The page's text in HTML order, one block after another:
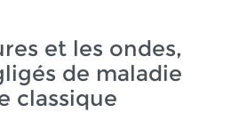
et les ondes,
de maladie
classique